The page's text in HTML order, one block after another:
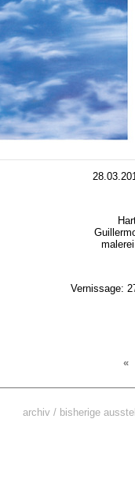
Vernissage:
«
archiv / bisherige